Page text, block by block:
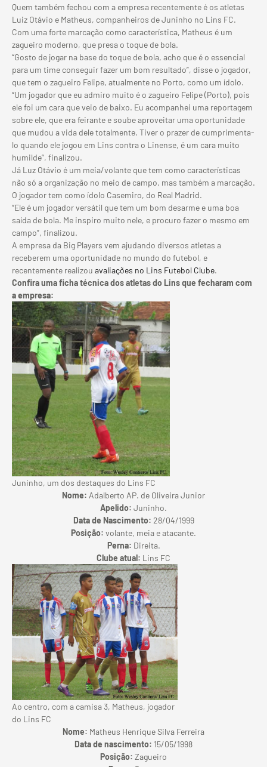
Quem também fechou com a empresa recentemente é os atletas
Luiz Otávio e Matheus, companheiros de Juninho no Lins FC.
Com uma forte marcação como característica, Matheus é um
zagueiro moderno, que presa o toque de bola.
“Gosto de jogar na base do toque de bola, acho que é o essencial
para um time conseguir fazer um bom resultado”, disse o jogador,
que tem o zagueiro Felipe, atualmente no Porto, como um ídolo.
“Um jogador que eu admiro muito é o zagueiro Felipe (Porto), pois
ele foi um cara que veio de baixo. Eu acompanhei uma reportagem
sobre ele, que era feirante e soube aproveitar uma oportunidade
que mudou a vida dele totalmente. Tiver o prazer de cumprimenta-
lo quando ele jogou em Lins contra o Linense, é um cara muito
humilde”, finalizou.
Já Luz Otávio é um meia/volante que tem como características
não só a organização no meio de campo, mas também a marcação.
O jogador tem como ídolo Casemiro, do Real Madrid.
“Ele é um jogador versátil que tem um bom desarme e uma boa
saída de bola. Me inspiro muito nele, e procuro fazer o mesmo em
campo”, finalizou.
A empresa da Big Players vem ajudando diversos atletas a
receberem uma oportunidade no mundo do futebol, e
recentemente realizou avaliações no Lins Futebol Clube.
Confira uma ficha técnica dos atletas do Lins que fecharam com
a empresa:
Juninho, um dos destaques do Lins FC
Nome: Adalberto AP. de Oliveira Junior
Apelido: Juninho.
Data de Nascimento: 28/04/1999
Posição: volante, meia e atacante.
Perna: Direita.
Clube atual: Lins FC
Ao centro, com a camisa 3, Matheus, jogador
do Lins FC
Nome: Matheus Henrique Silva Ferreira
Data de nascimento: 15/05/1998
Posição: Zagueiro